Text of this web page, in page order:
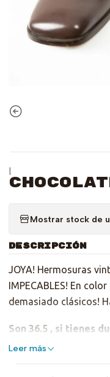
|
Mostrar stock de
DESCRIPCIÓN
JOYA! Hermosuras
IMPECABLES! En
demasiado clásicos!
Son 36.5 , si tienes
Leer más